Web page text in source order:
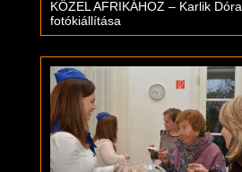
KÖZEL AFRIKÁHOZ – Karlik Dóra
fotókiállítása